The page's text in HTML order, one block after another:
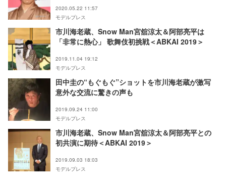
2020.05.22 11:57
モデルプレス
市川海老蔵、Snow Man宮舘涼太＆阿部亮平は
「非常に熱心」 歌舞伎初挑戦＜ABKAI 2019＞
2019.11.04 19:12
モデルプレス
田中圭の“もぐもぐ”ショットを市川海老蔵が激写
意外な交流に驚きの声も
2019.09.24 11:00
モデルプレス
市川海老蔵、Snow Man宮舘涼太＆阿部亮平との
初共演に期待＜ABKAI 2019＞
2019.09.03 18:03
モデルプレス